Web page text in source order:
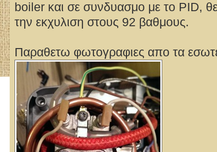
boiler και σε συνδυασμο με το PID,
την εκχυλιση στους 92 βαθμους.
Παραθετω φωτογραφιες απο τα